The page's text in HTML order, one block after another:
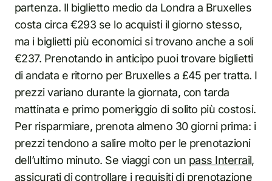
partenza. Il biglietto medio da Londra a Bruxelles
costa circa €293 se lo acquisti il giorno stesso,
ma i biglietti più economici si trovano anche a soli
€237. Prenotando in anticipo puoi trovare biglietti
di andata e ritorno per Bruxelles a £45 per tratta. I
prezzi variano durante la giornata, con tarda
mattinata e primo pomeriggio di solito più costosi.
Per risparmiare, prenota almeno 30 giorni prima: i
prezzi tendono a salire molto per le prenotazioni
dell’ultimo minuto. Se viaggi con un pass Interrail,
assicurati di controllare i requisiti di prenotazione